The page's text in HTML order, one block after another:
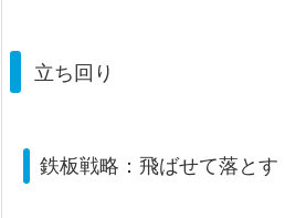
立ち回り
鉄板戦略：飛ばせて落とす